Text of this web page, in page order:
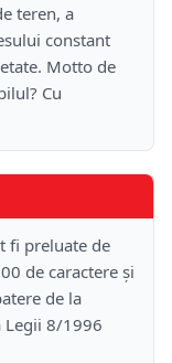
teren, a
constant
Motto de
Cu
fi preluate de
de caractere și
de la
Legii 8/1996